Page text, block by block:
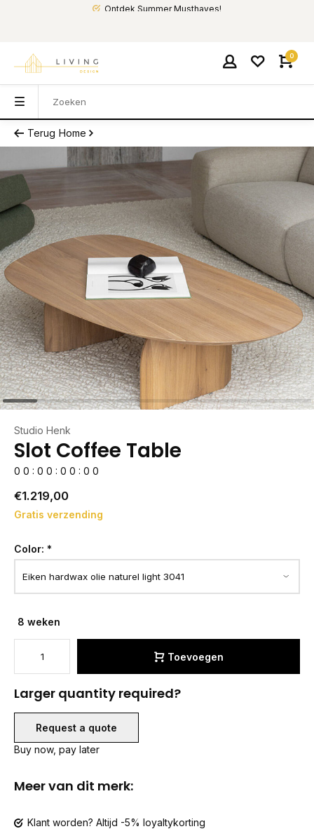
Ontdek Summer Musthaves!
0
Terug Home
Studio Henk
Slot Coffee Table
0 0 : 0 0 : 0 0 : 0 0
€1.219,00
Gratis verzending
Color: *
8 weken
Toevoegen
Larger quantity required?
Request a quote
Buy now, pay later
Meer van dit merk:
Klant worden? Altijd -5% loyaltykorting